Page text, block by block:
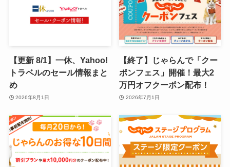
【更新 8/1】一休、Yahoo!
トラベルのセール情報まと
め
2026年8月1日
【終了】じゃらんで「クー
ポンフェス」開催！最大2
万円オフクーポン配布！
2026年7月1日